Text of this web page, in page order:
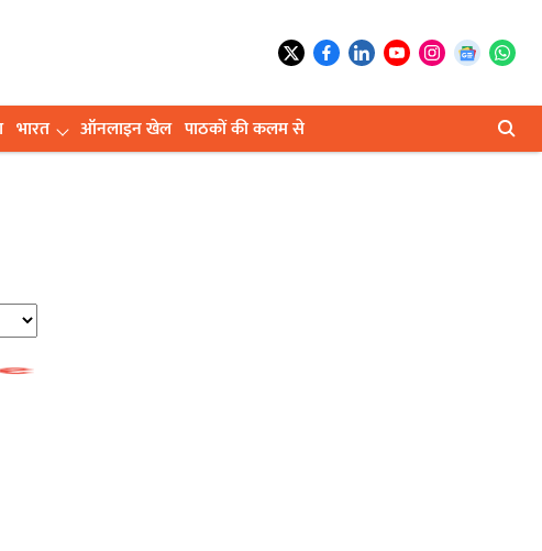
भारत ऑनलाइन खेल पाठकों की कलम से